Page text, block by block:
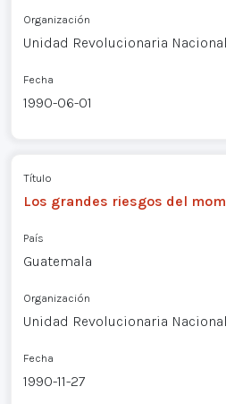
Organización
Unidad Revolucionaria
Fecha
1990-06-01
Título
Los grandes riesgos del
País
Guatemala
Organización
Unidad Revolucionaria
Fecha
1990-11-27